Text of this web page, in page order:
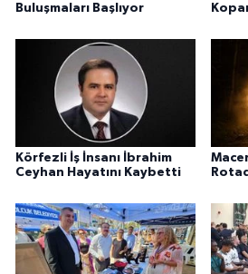
Buluşmaları Başlıyor
Körfezli İş İnsanı İbrahim
Ceyhan Hayatını Kaybetti